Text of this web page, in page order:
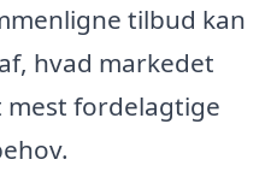
tilbud kan
hvad markedet
fordelagtige